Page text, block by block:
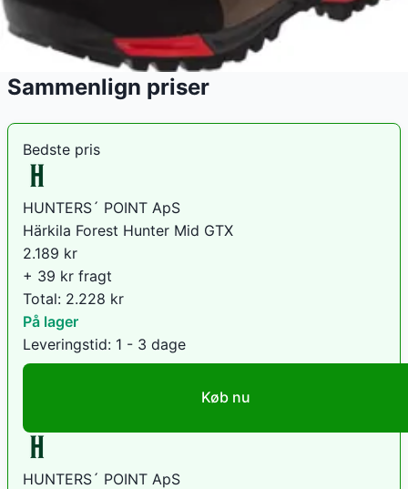
Den billigste pris lige nu er kr hos HUNTERS´
POINT ApS
Sammenlign priser
Bedste pris
HUNTERS´ POINT ApS
Härkila Forest Hunter Mid GTX
2.189 kr
+ 39 kr fragt
Total: 2.228 kr
På lager
Leveringstid: 1 - 3 dage
Køb nu
HUNTERS´ POINT ApS